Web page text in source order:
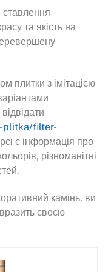
ставлення
та якість на
плитки з імітацією
plitka/filter-
є інформація про
різноманітні
камінь, ви
своєю